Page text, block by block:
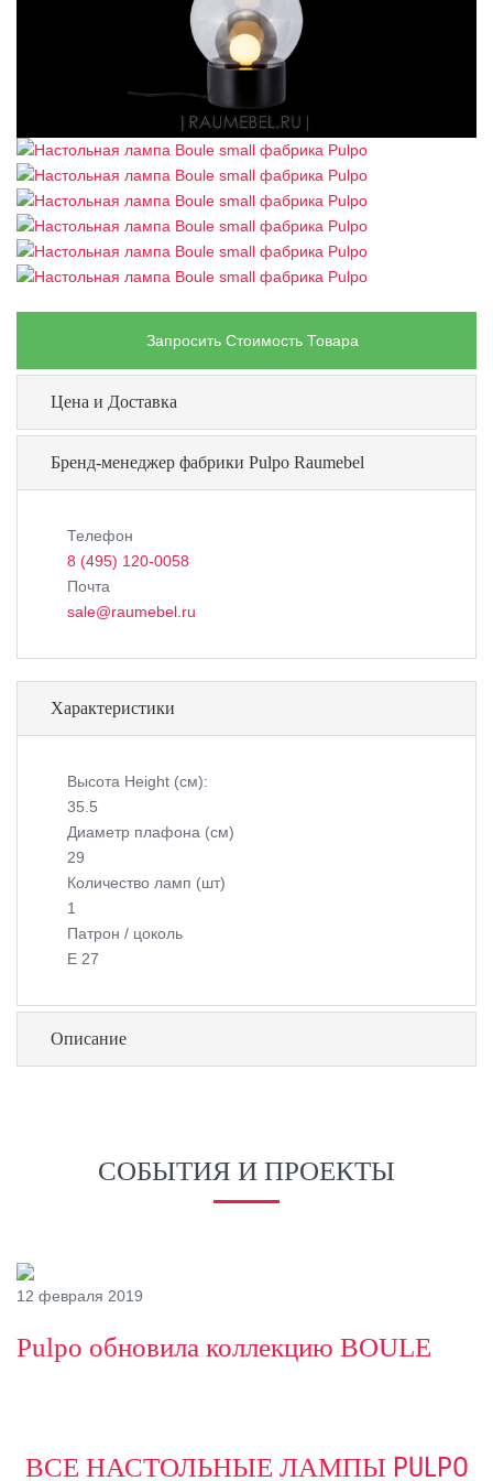
Запросить Стоимость Товара
Цена и Доставка
Бренд-менеджер фабрики Pulpo Raumebel
Телефон
8 (495) 120-0058
Почта
sale@raumebel.ru
Характеристики
Высота Height (см):
35.5
Диаметр плафона (см)
29
Количество ламп (шт)
1
Патрон / цоколь
E 27
Описание
СОБЫТИЯ И ПРОЕКТЫ
12 февраля 2019
Pulpo обновила коллекцию BOULE
ВСЕ НАСТОЛЬНЫЕ ЛАМПЫ PULPO